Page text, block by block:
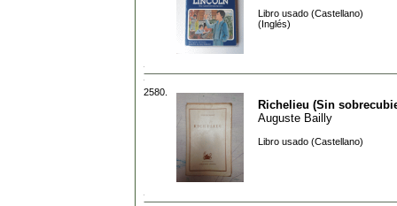
Libro usado (Castellano)
(Inglés)
2580.
Richelieu (Sin
Auguste Bailly
Libro usado (Castellano)